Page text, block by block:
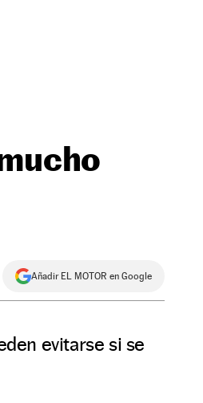
Añadir EL MOTOR en Google
evitarse si se